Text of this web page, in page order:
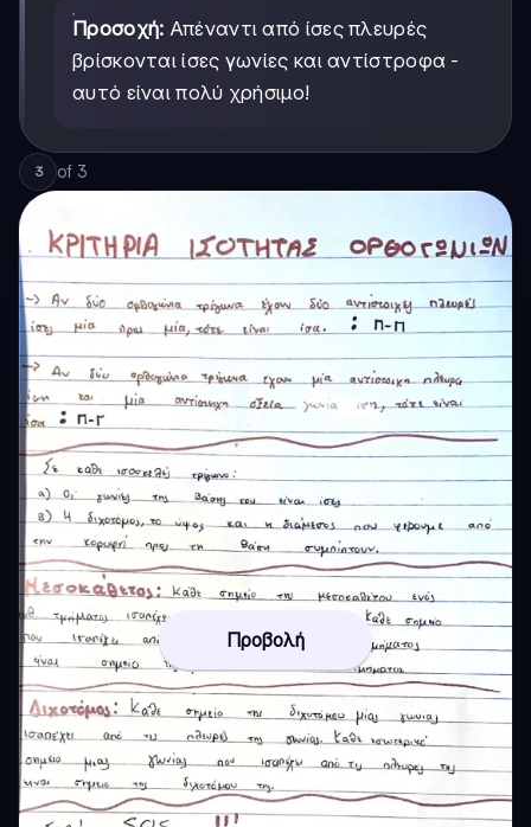
Προσοχή: Απέναντι από ίσες πλευρές
βρίσκονται ίσες γωνίες και αντίστροφα -
αυτό είναι πολύ χρήσιμο!
3 of 3
Προβολή